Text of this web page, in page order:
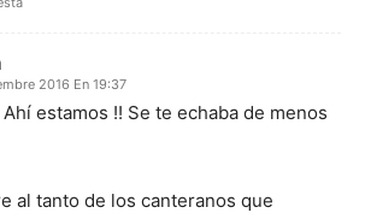
2016 En 19:37
Ahí estamos !! Se te echaba de menos
al tanto de los canteranos que